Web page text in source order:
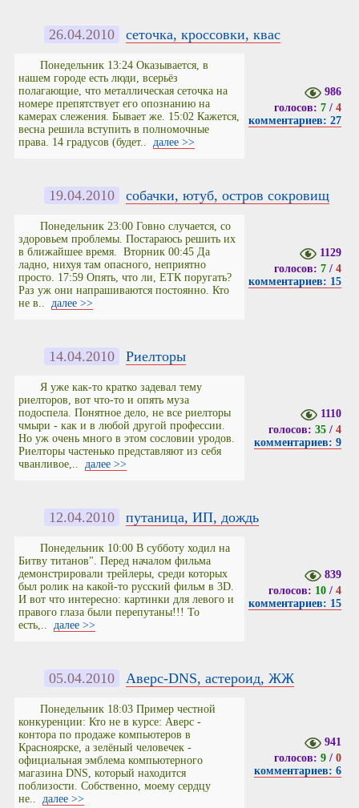
26.04.2010 сеточка, кроссовки, квас
Понедельник 13:24 Оказывается, в
нашем городе есть люди, всерьёз
полагающие, что металлическая сеточка на
номере препятствует его опознанию на
камерах слежения. Бывает же. 15:02 Кажется,
весна решила вступить в полномочные
права. 14 градусов (будет.. далее >>
986
голосов: 7/ 4
комментариев: 27
19.04.2010 собачки, ютуб, остров сокровищ
Понедельник 23:00 Говно случается, со
здоровьем проблемы. Постараюсь решить их
в ближайшее время. Вторник 00:45 Да
ладно, нихуя там опасного, неприятно
просто. 17:59 Опять, что ли, ЕТК поругать?
Раз уж они напрашиваются постоянно. Кто
не в.. далее >>
1129
голосов: 7/ 4
комментариев: 15
14.04.2010 Риелторы
Я уже как-то кратко задевал тему
риелторов, вот что-то и опять муза
подоспела. Понятное дело, не все риелторы
чмыри - как и в любой другой профессии.
Но уж очень много в этом сословии уродов.
Риелторы частенько представляют из себя
чванливое,.. далее >>
1110
голосов: 35/ 4
комментариев: 9
12.04.2010 путаница, ИП, дождь
Понедельник 10:00 В субботу ходил на
Битву титанов". Перед началом фильма
демонстрировали трейлеры, среди которых
был ролик на какой-то русский фильм в 3D.
И вот что интересно: картинки для левого и
правого глаза были перепутаны!!! То
есть,.. далее >>
839
голосов: 10/ 4
комментариев: 15
05.04.2010 Аверс-DNS, астероид, ЖЖ
Понедельник 18:03 Пример честной
конкуренции: Кто не в курсе: Аверс -
контора по продаже компьютеров в
Красноярске, а зелёный человечек -
официальная эмблема компьютерного
магазина DNS, который находится
поблизости. Собственно, моему сердцу
не.. далее >>
941
голосов: 9/ 0
комментариев: 6